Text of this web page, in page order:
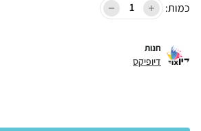
כמות:
חנות
דיופיקס